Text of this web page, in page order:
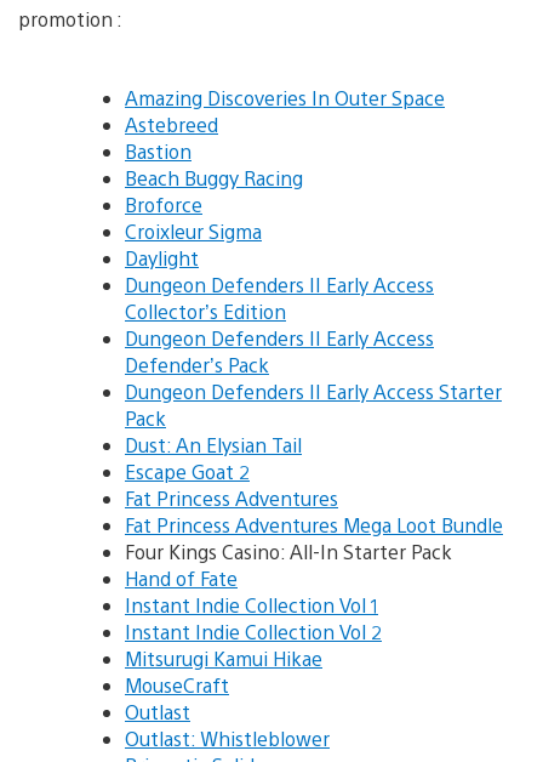
promotion :
Amazing Discoveries In Outer Space
Astebreed
Bastion
Beach Buggy Racing
Broforce
Croixleur Sigma
Daylight
Dungeon Defenders II Early Access
Collector’s Edition
Dungeon Defenders II Early Access
Defender’s Pack
Dungeon Defenders II Early Access Starter
Pack
Dust: An Elysian Tail
Escape Goat 2
Fat Princess Adventures
Fat Princess Adventures Mega Loot Bundle
Four Kings Casino: All-In Starter Pack
Hand of Fate
Instant Indie Collection Vol 1
Instant Indie Collection Vol 2
Mitsurugi Kamui Hikae
MouseCraft
Outlast
Outlast: Whistleblower